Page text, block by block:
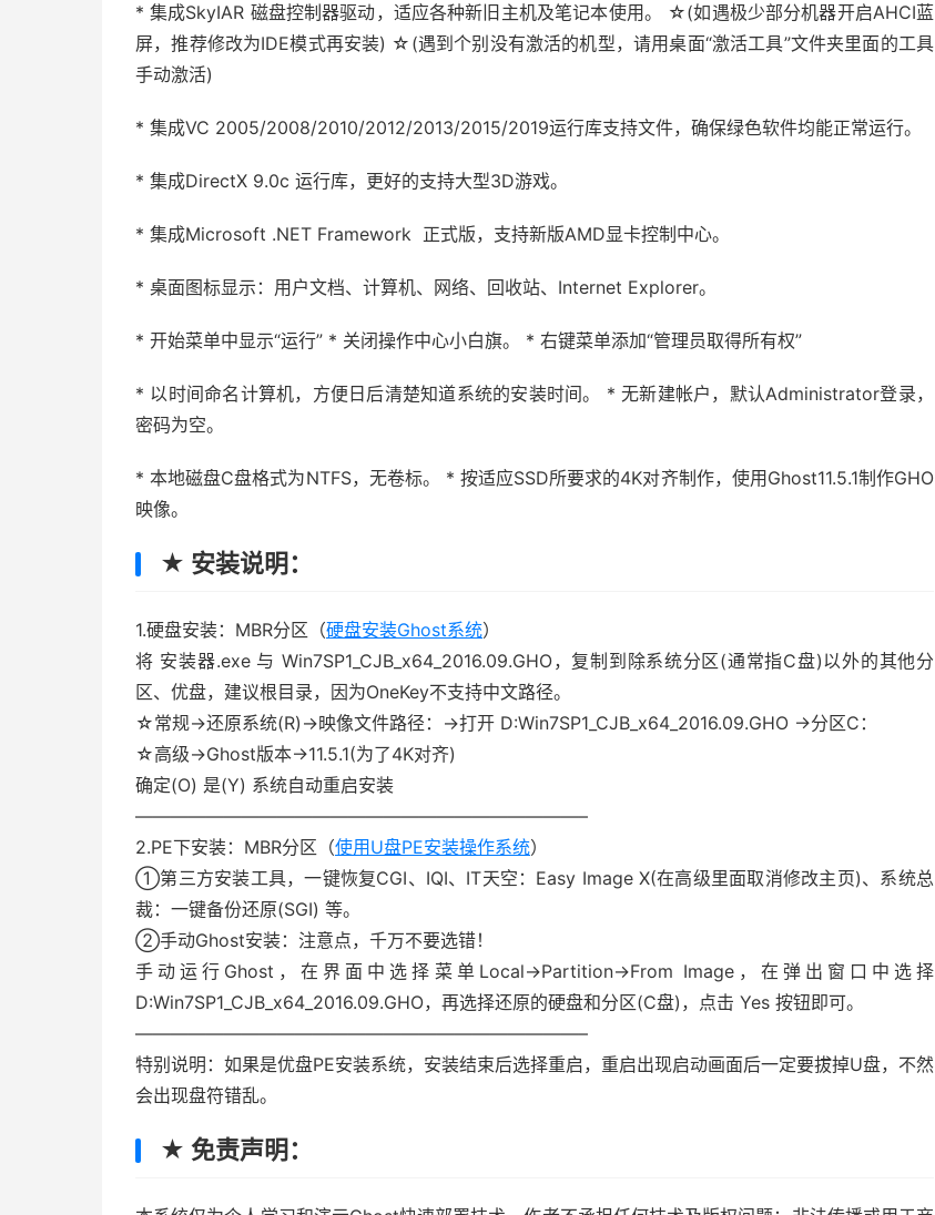
* 集成SkyIAR 磁盘控制器驱动，适应各种新旧主机及笔记本使用。 ☆(如遇极少部分机器开启AHCI蓝
屏，推荐修改为IDE模式再安装) ☆(遇到个别没有激活的机型，请用桌面“激活工具”文件夹里面的工具
手动激活)
* 集成VC 2005/2008/2010/2012/2013/2015/2019运行库支持文件，确保绿色软件均能正常运行。
* 集成DirectX 9.0c 运行库，更好的支持大型3D游戏。
* 集成Microsoft .NET Framework 正式版，支持新版AMD显卡控制中心。
* 桌面图标显示：用户文档、计算机、网络、回收站、Internet Explorer。
* 开始菜单中显示“运行” * 关闭操作中心小白旗。 * 右键菜单添加“管理员取得所有权”
* 以时间命名计算机，方便日后清楚知道系统的安装时间。 * 无新建帐户，默认Administrator登录，
密码为空。
* 本地磁盘C盘格式为NTFS，无卷标。 * 按适应SSD所要求的4K对齐制作，使用Ghost11.5.1制作GHO
映像。
★ 安装说明：
1.硬盘安装：MBR分区（硬盘安装Ghost系统）
将 安装器.exe 与 Win7SP1_CJB_x64_2016.09.GHO，复制到除系统分区(通常指C盘)以外的其他分
区、优盘，建议根目录，因为OneKey不支持中文路径。
☆常规→还原系统(R)→映像文件路径：→打开 D:Win7SP1_CJB_x64_2016.09.GHO →分区C：
☆高级→Ghost版本→11.5.1(为了4K对齐)
确定(O) 是(Y) 系统自动重启安装
—————————————————————————–
2.PE下安装：MBR分区（使用U盘PE安装操作系统）
①第三方安装工具，一键恢复CGI、IQI、IT天空：Easy Image X(在高级里面取消修改主页)、系统总
裁：一键备份还原(SGI) 等。
②手动Ghost安装：注意点，千万不要选错！
手动运行Ghost，在界面中选择菜单Local→Partition→From Image，在弹出窗口中选择
D:Win7SP1_CJB_x64_2016.09.GHO，再选择还原的硬盘和分区(C盘)，点击 Yes 按钮即可。
—————————————————————————–
特别说明：如果是优盘PE安装系统，安装结束后选择重启，重启出现启动画面后一定要拔掉U盘，不然
会出现盘符错乱。
★ 免责声明：